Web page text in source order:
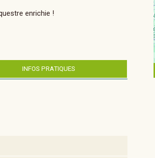
enrichie !
INFOS PRATIQUES